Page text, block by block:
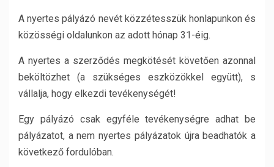
A nyertes pályázó nevét közzétesszük honlapunkon és
közösségi oldalunkon az adott hónap 31-éig.
A nyertes a szerződés megkötését követően azonnal
beköltözhet (a szükséges eszközökkel együtt), s
vállalja, hogy elkezdi tevékenységét!
Egy pályázó csak egyféle tevékenységre adhat be
pályázatot, a nem nyertes pályázatok újra beadhatók a
következő fordulóban.